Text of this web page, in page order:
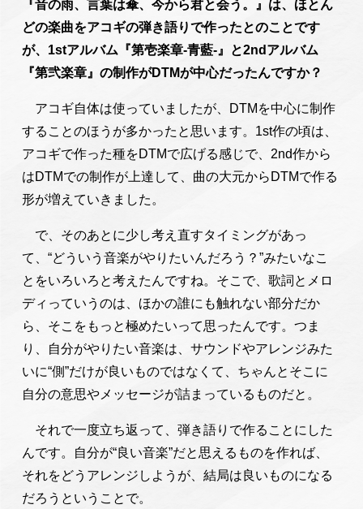
『音の雨、言葉は傘、今から君と会う。』は、ほとん
どの楽曲をアコギの弾き語りで作ったとのことです
が、1stアルバム『第壱楽章-青藍-』と2ndアルバム
『第弐楽章』の制作がDTMが中心だったんですか？
アコギ自体は使っていましたが、DTMを中心に制作
することのほうが多かったと思います。1st作の頃は、
アコギで作った種をDTMで広げる感じで、2nd作から
はDTMでの制作が上達して、曲の大元からDTMで作る
形が増えていきました。
で、そのあとに少し考え直すタイミングがあっ
て、“どういう音楽がやりたいんだろう？”みたいなこ
とをいろいろと考えたんですね。そこで、歌詞とメロ
ディっていうのは、ほかの誰にも触れない部分だか
ら、そこをもっと極めたいって思ったんです。つま
り、自分がやりたい音楽は、サウンドやアレンジみた
いに“側”だけが良いものではなくて、ちゃんとそこに
自分の意思やメッセージが詰まっているものだと。
それで一度立ち返って、弾き語りで作ることにした
んです。自分が“良い音楽”だと思えるものを作れば、
それをどうアレンジしようが、結局は良いものになる
だろうということで。